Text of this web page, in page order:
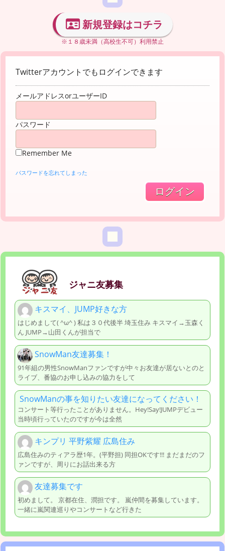
新規登録はコチラ
※１８歳未満（高校生不可）利用禁止
Twitterアカウントでもログインできます
メールアドレスorユーザーID
パスワード
Remember Me
パスワードを忘れてしまった
ジャニ友募集
キスマイ、JUMP好きな方
はじめまして( ^ω^ ) 私は３０代後半 埼玉住み キスマイ→玉森く
ん JUMP→山田くんが担当で
SnowMan友達募集！
91年組の男性SnowManファンですが中々お友達が居ないとのと
ライブ、番協のお申し込みの協力をして
SnowManの事を知りたい友達になってください！
コンサート等行ったことがありません。Hey!Say!JUMPデビュー
当時頃行っていたのですが今は全然
キンプリ 平野紫耀 広島住み
広島住みのティアラ歴1年。(平野担) 同担OKです!!! まだまだのフ
ァンですが、周りにお話出来る方
友達募集です
初めまして。 京都在住、潤担です。 嵐仲間を募集しています。
一緒に嵐関連巡りやコンサートなど行きた